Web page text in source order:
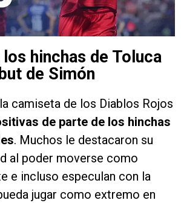
hinchas de Toluca
de Simón
camiseta de los Diablos Rojos
de parte de los hinchas
. Muchos le destacaron su
al poder moverse como
e incluso especulan con la
jugar como extremo en